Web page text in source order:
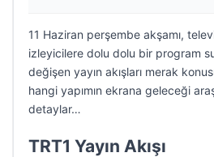
11 Haziran perşembe akşamı,
izleyicilere dolu dolu bir program
değişen yayın akışları merak
hangi yapımın ekrana geleceği
detaylar…
TRT1 Yayın Akışı